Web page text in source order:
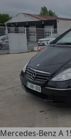
Mercedes-Benz A